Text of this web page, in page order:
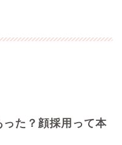
た？顔採用って本